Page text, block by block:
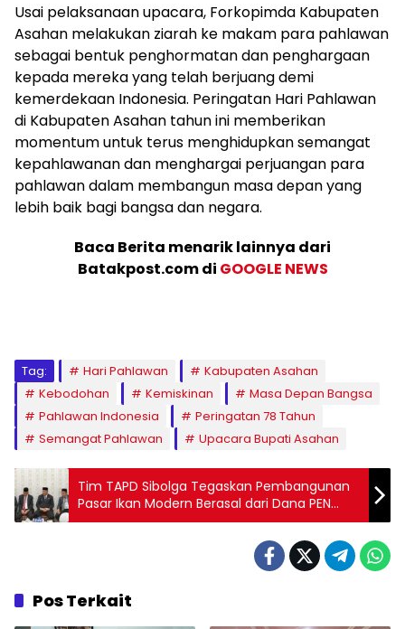
Usai pelaksanaan upacara, Forkopimda Kabupaten
Asahan melakukan ziarah ke makam para pahlawan
sebagai bentuk penghormatan dan penghargaan
kepada mereka yang telah berjuang demi
kemerdekaan Indonesia. Peringatan Hari Pahlawan
di Kabupaten Asahan tahun ini memberikan
momentum untuk terus menghidupkan semangat
kepahlawanan dan menghargai perjuangan para
pahlawan dalam membangun masa depan yang
lebih baik bagi bangsa dan negara.
Baca Berita menarik lainnya dari
Batakpost.com di GOOGLE NEWS
Tag: Hari Pahlawan
Kabupaten Asahan
Kebodohan
Kemiskinan
Masa Depan Bangsa
Pahlawan Indonesia
Peringatan 78 Tahun
Semangat Pahlawan
Upacara Bupati Asahan
Tim TAPD Sibolga Tegaskan Pembangunan
Pasar Ikan Modern Berasal dari Dana PEN
Bukan APBD 2022
Pos Terkait